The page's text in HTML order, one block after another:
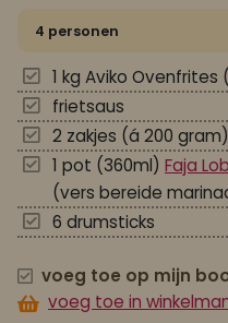
4 personen
1 kg Aviko Ovenfrites
frietsaus
2 zakjes (á 200
1 pot (360ml) Faja
(vers bereide
6 drumsticks
voeg toe op mijn
voeg toe in